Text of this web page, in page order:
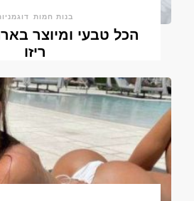
בנות חמות
הכל טבעי ומיוצר
ריזו